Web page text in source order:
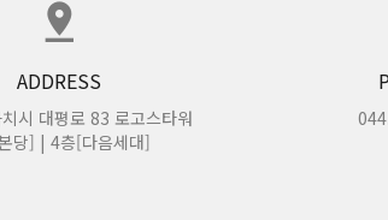
해야 하며, 회원정보의 미변경으로 인하여 발생되는 문제
ADDRESS
시 대평로 83 로고스타워
당] | 4층[다음세대]